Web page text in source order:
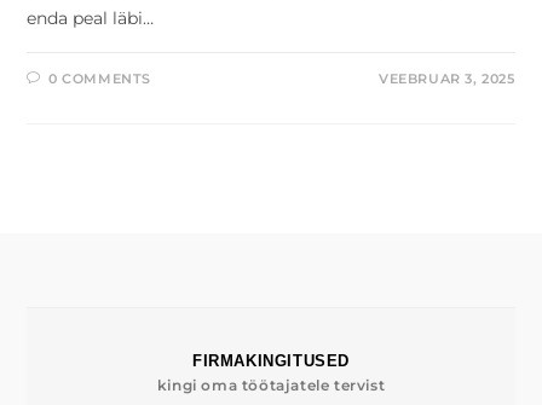
enda peal läbi…
0 COMMENTS VEEBRUAR 3, 2025
FIRMAKINGITUSED
kingi oma töötajatele tervist